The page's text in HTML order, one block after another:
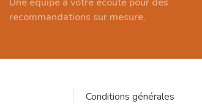
recommandations sur mesure.
Conditions générales